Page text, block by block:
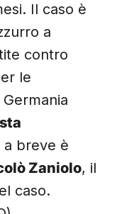
Il caso è
a
contro
le
a breve è
Zaniolo, il
caso.